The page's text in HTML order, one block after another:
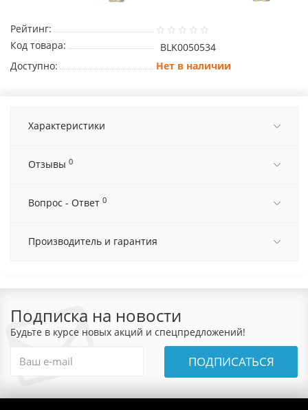
Рейтинг:
Код товара:
BLK0050534
Доступно:
Нет в наличии
Характеристики
Отзывы 0
Вопрос - Ответ 0
Производитель и гарантия
Подписка на новости
Будьте в курсе новых акций и спецпредложений!
ПОДПИСАТЬСЯ